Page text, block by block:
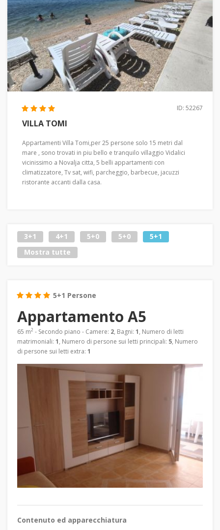
ID: 52267
VILLA TOMI
Appartamenti Villa Tomi,per 25 persone solo 15 metri dal
mare , sono trovati in piu bello e tranquilo villaggio Vidalici
vicinissimo a Novalja citta, 5 belli appartamenti con
climatizzatore, Tv sat, wifi, parcheggio, barbecue, jacuzzi
ristorante accanti dalla casa.
3+1 4+1 5+0 5+0
5+1
Mostra tutte
5+1 Persone
Appartamento A5
65 m2 - Secondo piano - Camere: 2, Bagni: 1, Numero di letti
matrimoniali: 1, Numero di persone sui letti principali: 5, Numero
di persone sui letti extra: 1
Contenuto ed apparecchiatura